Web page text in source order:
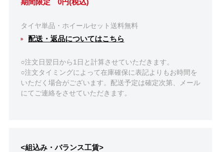
期間限定 0円(税込)
タイヤ単品・ホイールセット送料無料
配送・返品についてはこちら
○注文日翌日から1日と計算させていただきます。
○注文タイミングによって在庫確保に表記よりもお時間を
いただく場合がございます。配送予定は確定次第、メール
にてご連絡をさせていただきます。
<組込み・バランス工賃>